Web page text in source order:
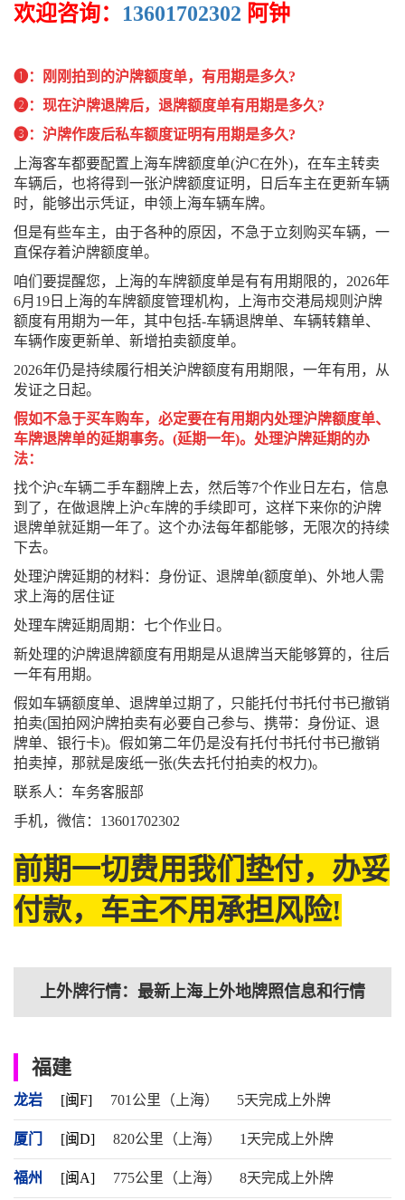
欢迎咨询： 13601702302 阿钟
❶：刚刚拍到的沪牌额度单，有用期是多久?
❷：现在沪牌退牌后，退牌额度单有用期是多久?
❸：沪牌作废后私车额度证明有用期是多久?
上海客车都要配置上海车牌额度单(沪C在外)，在车主转卖
车辆后，也将得到一张沪牌额度证明，日后车主在更新车辆
时，能够出示凭证，申领上海车辆车牌。
但是有些车主，由于各种的原因，不急于立刻购买车辆，一
直保存着沪牌额度单。
咱们要提醒您，上海的车牌额度单是有有用期限的，2026年
6月19日上海的车牌额度管理机构，上海市交港局规则沪牌
额度有用期为一年，其中包括-车辆退牌单、车辆转籍单、
车辆作废更新单、新增拍卖额度单。
2026年仍是持续履行相关沪牌额度有用期限，一年有用，从
发证之日起。
假如不急于买车购车，必定要在有用期内处理沪牌额度单、
车牌退牌单的延期事务。(延期一年)。处理沪牌延期的办
法：
找个沪c车辆二手车翻牌上去，然后等7个作业日左右，信息
到了，在做退牌上沪c车牌的手续即可，这样下来你的沪牌
退牌单就延期一年了。这个办法每年都能够，无限次的持续
下去。
处理沪牌延期的材料：身份证、退牌单(额度单)、外地人需
求上海的居住证
处理车牌延期周期：七个作业日。
新处理的沪牌退牌额度有用期是从退牌当天能够算的，往后
一年有用期。
假如车辆额度单、退牌单过期了，只能托付书托付书已撤销
拍卖(国拍网沪牌拍卖有必要自己参与、携带：身份证、退
牌单、银行卡)。假如第二年仍是没有托付书托付书已撤销
拍卖掉，那就是废纸一张(失去托付拍卖的权力)。
联系人：车务客服部
手机，微信：13601702302
前期一切费用我们垫付，办妥
付款，车主不用承担风险!
上外牌行情：最新上海上外地牌照信息和行情
福建
龙岩 [闽F] 701公里（上海） 5天完成上外牌
厦门 [闽D] 820公里（上海） 1天完成上外牌
福州 [闽A] 775公里（上海） 8天完成上外牌